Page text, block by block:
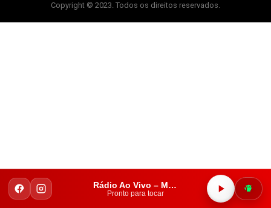
Copyright © 2023. Todos os direitos reservados.
Rádio Ao Vivo – Mais FM Iguatu
Pronto para tocar